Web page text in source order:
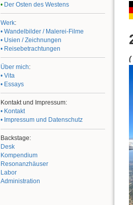
• Der Osten des Westens
Werk:
• Wandelbilder / Malerei-Filme
• Usien / Zeichnungen
• Reisebetrachtungen
Über mich:
• Vita
• Essays
Kontakt und Impressum:
• Kontakt
• Impressum und Datenschutz
Backstage:
Desk
Kompendium
Resonanzhäuser
Labor
Administration
(